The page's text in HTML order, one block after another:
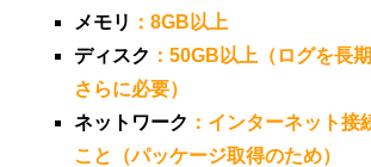
メモリ ：8GB以上
ディスク ：50GB以上（ログを長
さらに必要）
ネットワーク ：インターネット接
こと（パッケージ取得のため）